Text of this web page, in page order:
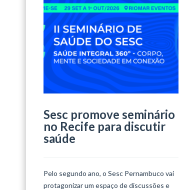
Sesc promove seminário
no Recife para discutir
saúde
Pelo segundo ano, o Sesc Pernambuco vai
protagonizar um espaço de discussões e